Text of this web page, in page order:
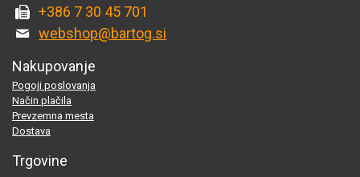
+386 7 30 45 701
webshop@bartog.si
Nakupovanje
Pogoji poslovanja
Način plačila
Prevzemna mesta
Dostava
Trgovine